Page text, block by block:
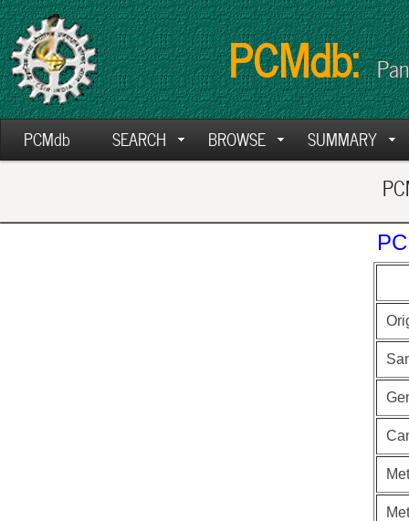
PCMdb:
PCMdb SEARCH BROWSE SUMMARY